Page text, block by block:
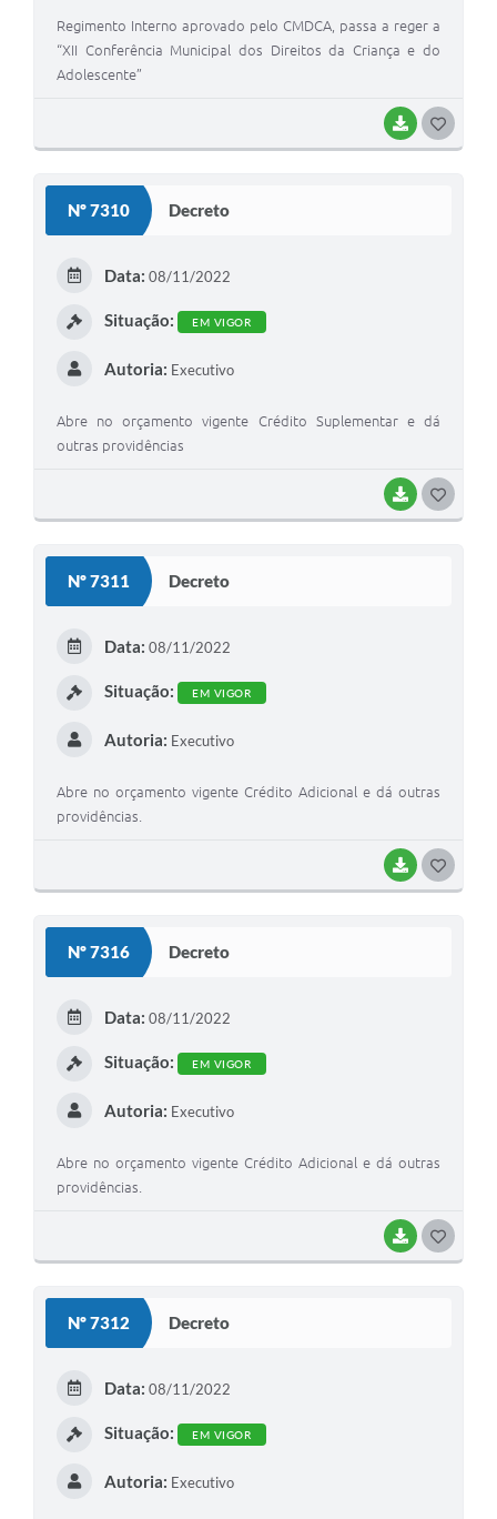
BAIXAR
Regimento Interno aprovado pelo CMDCA, passa a reger a
“XII Conferência Municipal dos Direitos da Criança e do
Adolescente”
Nº 7310 Decreto
BAIXAR
Data: 08/11/2022
Situação: EM VIGOR
Autoria: Executivo
Abre no orçamento vigente Crédito Suplementar e dá
outras providências
Nº 7311 Decreto
BAIXAR
Data: 08/11/2022
Situação: EM VIGOR
Autoria: Executivo
Abre no orçamento vigente Crédito Adicional e dá outras
providências.
Nº 7316 Decreto
BAIXAR
Data: 08/11/2022
Situação: EM VIGOR
Autoria: Executivo
Abre no orçamento vigente Crédito Adicional e dá outras
providências.
Nº 7312 Decreto
Data: 08/11/2022
Situação: EM VIGOR
Autoria: Executivo